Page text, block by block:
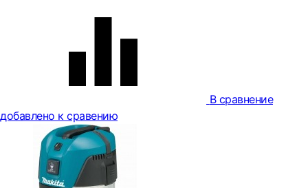
В сравнение
добавлено к сравению